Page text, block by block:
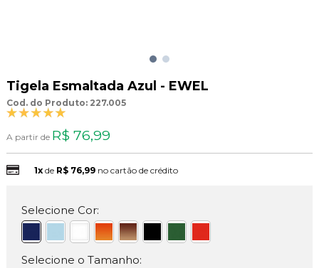
Tigela Esmaltada Azul - EWEL
Cod. do Produto: 227.005
A partir de R$ 76,99
1xde R$ 76,99 no cartão de crédito
Selecione Cor:
Selecione o Tamanho: